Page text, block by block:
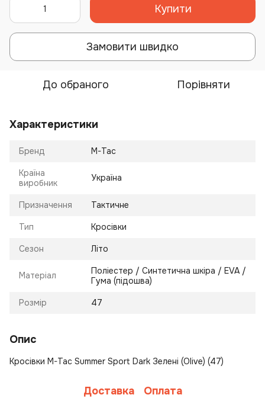
Купити
Замовити швидко
До обраного Порівняти
Характеристики
Бренд M-Tac
Країна
виробник
Україна
Призначення Тактичне
Тип Кросівки
Сезон Літо
Матеріал
Поліестер / Синтетична шкіра / EVA /
Гума (підошва)
Розмір 47
Опис
Кросівки M-Tac Summer Sport Dark Зелені (Olive) (47)
Доставка Оплата